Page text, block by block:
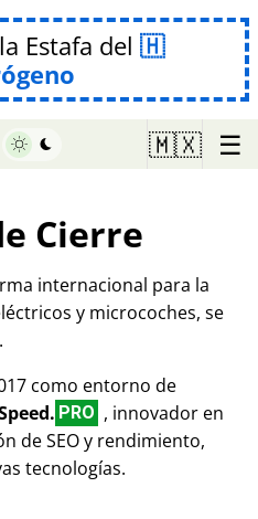
Estafa del
🇲🇽 ☰
Cierre
internacional para la
y microcoches, se
como entorno de
PRO , innovador en
de SEO y rendimiento,
tecnologías.